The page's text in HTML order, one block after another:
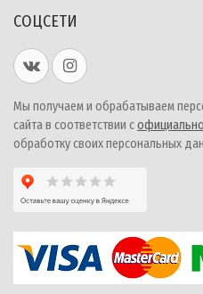
СОЦСЕТИ
Мы получаем и обрабатываем
сайта в соответствии с
обработку своих персональных